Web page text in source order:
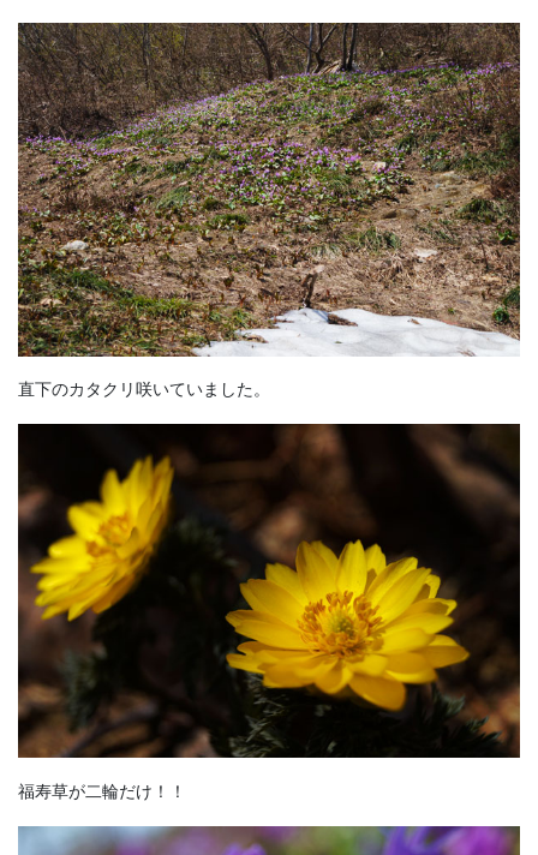
直下のカタクリ咲いていました。
福寿草が二輪だけ！！